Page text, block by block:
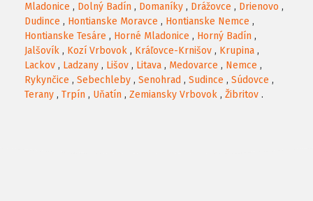
Mladonice , Dolný Badín , Domaníky , Drážovce , Drienovo ,
Dudince , Hontianske Moravce , Hontianske Nemce ,
Hontianske Tesáre , Horné Mladonice , Horný Badín ,
Jalšovík , Kozí Vrbovok , Kráľovce-Krnišov , Krupina ,
Lackov , Ladzany , Lišov , Litava , Medovarce , Nemce ,
Rykynčice , Sebechleby , Senohrad , Sudince , Súdovce ,
Terany , Trpín , Uňatín , Zemiansky Vrbovok , Žibritov .